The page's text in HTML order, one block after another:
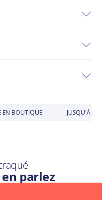
EN BOUTIQUE JUSQU'À
parlez